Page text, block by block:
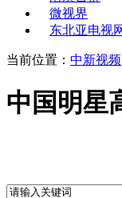
微视界
东北亚电视
当前位置： 中新视频
中国明星